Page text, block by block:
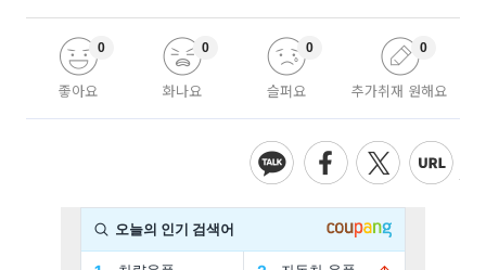
좋아요
0
화나요
0
슬퍼요
0
추가취재 원해요
0